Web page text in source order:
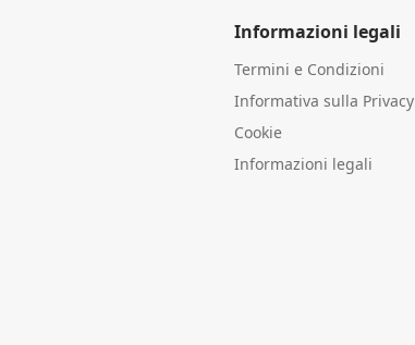
Informazioni legali
Termini e Condizioni
Informativa sulla Privacy
Cookie
Informazioni legali